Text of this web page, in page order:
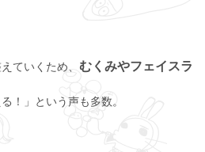
ていくため、 むくみやフェイスラ
！」という声も多数。